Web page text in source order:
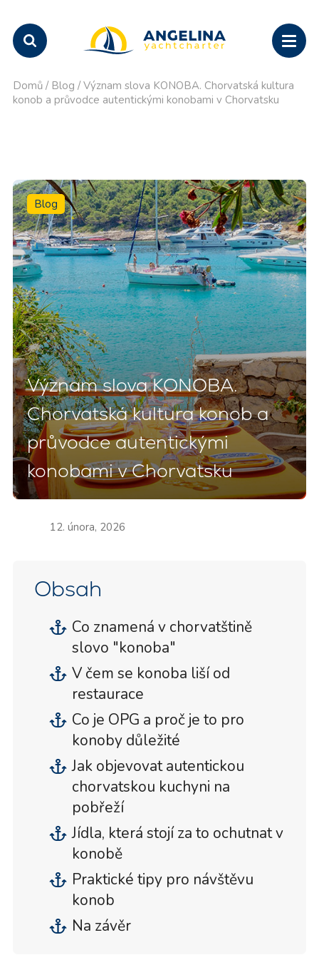
Domů / Blog / Význam slova KONOBA. Chorvatská kultura
konob a průvodce autentickými konobami v Chorvatsku
Blog
Význam slova KONOBA.
Chorvatská kultura konob a
průvodce autentickými
konobami v Chorvatsku
12. února, 2026
Obsah
Co znamená v chorvatštině
slovo "konoba"
V čem se konoba liší od
restaurace
Co je OPG a proč je to pro
konoby důležité
Jak objevovat autentickou
chorvatskou kuchyni na
pobřeží
Jídla, která stojí za to ochutnat v
konobě
Praktické tipy pro návštěvu
konob
Na závěr